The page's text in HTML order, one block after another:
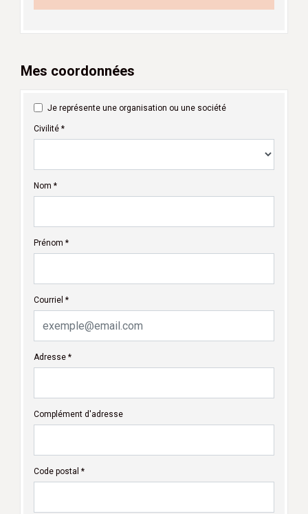
Mes coordonnées
Je représente une organisation ou une société
Civilité *
Nom *
Prénom *
Courriel *
Adresse *
Complément d'adresse
Code postal *